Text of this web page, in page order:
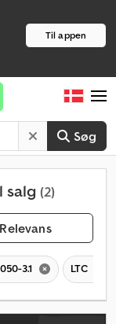
Til appen
Søg
salg (2)
Relevans
3.1 LTC